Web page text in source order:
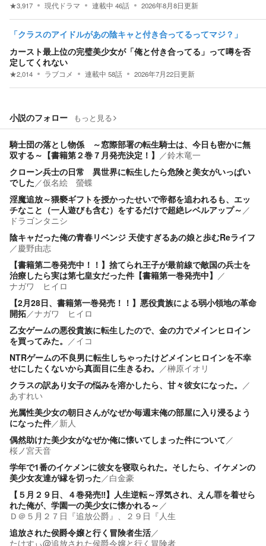
★3,917 現代ドラマ 連載中 46話 2026年8月8日更新
「クラスのアイドルがあの陰キャと付き合ってるってマジ？」
カースト最上位の完璧美少女が「俺と付き合ってる」って噂を否
定してくれない
★2,014 ラブコメ 連載中 58話 2026年7月22日更新
小説のフォロー もっと見る
騎士団の落とし物係 ～窓際部署の転生騎士は、今日も密かに無
双する～【書籍第２巻７月発売決定！】 ／鈴木竜一
クローン兵士の日常 異世界に転生したら危険と美女がいっぱい
でした／仮名絵 螢蝶
淫魔追放～猥褻ギフトを授かったせいで帝都を追われるも、エッ
チなこと（一人遊びも含む）をするだけで超絶レベルアップ～ ／
ドラゴンタニシ
陰キャだった俺の青春リベンジ 天使すぎるあの娘と歩むReライフ
／慶野由志
【書籍第二巻発売中！！】捨てられ王子が最前線で敵国の兵士を
治療したら実は第七皇女だった件【書籍第一巻発売中】 ／
ナガワ ヒイロ
【2月28日、書籍第一巻発売！！】悪役貴族による弱小領地の革命
開拓／ナガワ ヒイロ
乙女ゲームの悪役貴族に転生したので、金の力でメインヒロイン
を買ってみた。 ／イコ
NTRゲームの不良男に転生しちゃったけどメインヒロインを不幸
せにしたくないから真面目に生きるわ。 ／榊原イオリ
クラスの訳あり女子の悩みを溶かしたら、甘々彼女になった。 ／
あすれい
光属性美少女の朝日さんがなぜか毎週末俺の部屋に入り浸るよう
になった件／新人
偶然助けた美少女がなぜか俺に懐いてしまった件について／
桜ノ宮天音
学年で1番のイケメンに彼女を寝取られた。そしたら、イケメンの
美少女友達が縁を切った／白金豪
【５月２９日、４巻発売‼】人生逆転～浮気され、えん罪を着せら
れた俺が、学園一の美少女に懐かれる～ ／
Ｄ＠５月２７日『追放公爵』、２９日『人生
追放された侯爵令嬢と行く冒険者生活／
たけすぃ@追放された侯爵令嬢と行く冒険者